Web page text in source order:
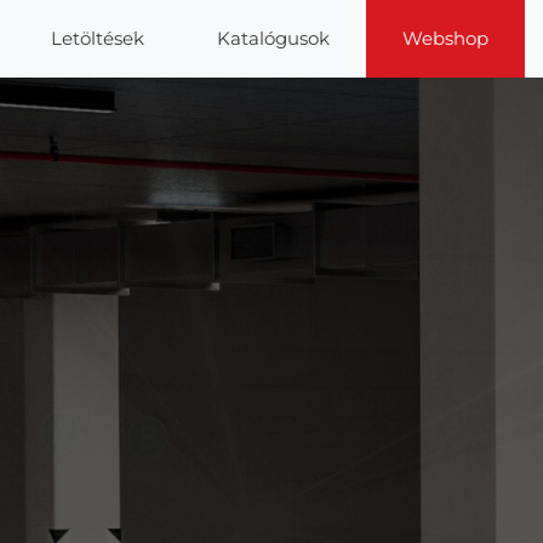
Letöltések Katalógusok Webshop